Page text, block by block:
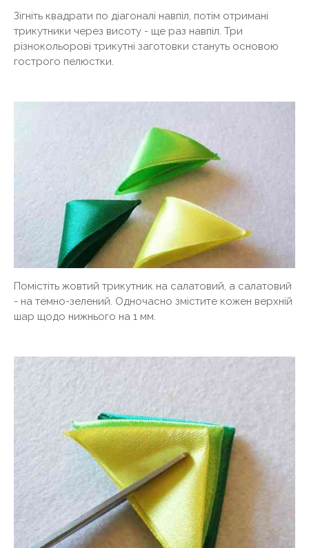
Зігніть квадрати по діагоналі навпіл, потім отримані
трикутники через висоту - ще раз навпіл. Три
різнокольорові трикутні заготовки стануть основою
гострого пелюстки.
Помістіть жовтий трикутник на салатовий, а салатовий
- на темно-зелений. Одночасно змістите кожен верхній
шар щодо нижнього на 1 мм.